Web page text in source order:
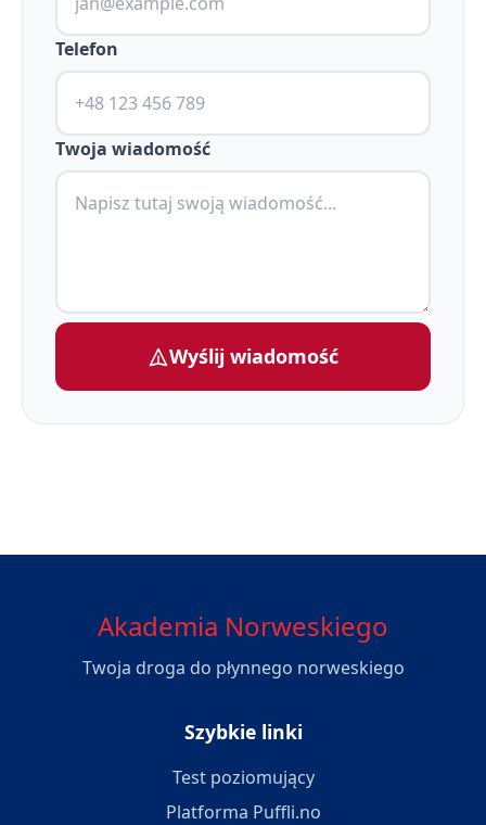
Telefon
Twoja wiadomość
Wyślij wiadomość
Akademia Norweskiego
Twoja droga do płynnego norweskiego
Szybkie linki
Test poziomujący
Platforma Puffli.no